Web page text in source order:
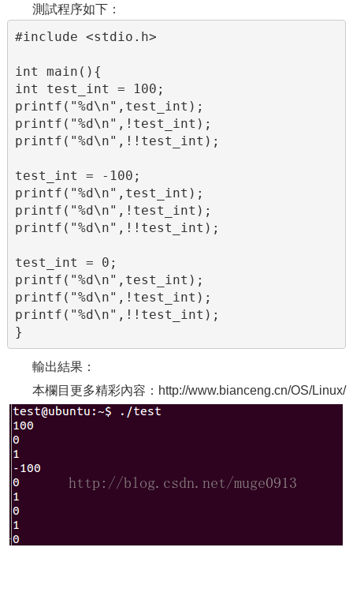
測試程序如下：
#include <stdio.h>
int main(){
int test_int = 100;
printf("%d\n",test_int);
printf("%d\n",!test_int);
printf("%d\n",!!test_int);
test_int = -100;
printf("%d\n",test_int);
printf("%d\n",!test_int);
printf("%d\n",!!test_int);
test_int = 0;
printf("%d\n",test_int);
printf("%d\n",!test_int);
printf("%d\n",!!test_int);
}
輸出結果：
本欄目更多精彩內容：http://www.bianceng.cn/OS/Linux/